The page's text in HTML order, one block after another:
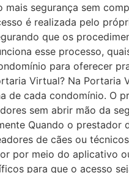
segurança sem
é realizada pelo
que os
esse processo,
para oferecer
Virtual? Na Portaria
cada condomínio. O
sem abrir mão da
Quando o
de cães ou
por meio do aplicativo
para que o acesso